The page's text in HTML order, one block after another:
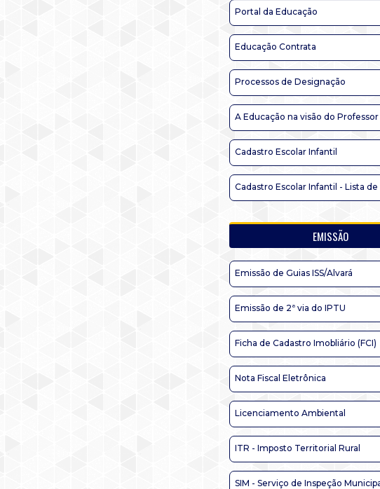
Portal da Educação
Educação Contrata
Processos de Designação
A Educação na visão do Professor
Cadastro Escolar Infantil
Cadastro Escolar Infantil - Lista de
EMISSÃO
Emissão de Guias ISS/Alvará
Emissão de 2ª via do IPTU
Ficha de Cadastro Imobliário (FCI)
Nota Fiscal Eletrônica
Licenciamento Ambiental
ITR - Imposto Territorial Rural
SIM - Serviço de Inspeção